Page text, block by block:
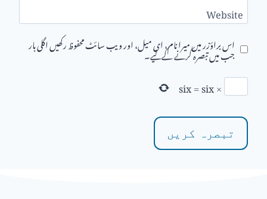
Website
اس براؤزر میں میرا نام، ای میل، اور ویب سائٹ محفوظ رکھیں اگلی بار
جب میں تبصرہ کرنے کےلیے۔
×
six
=
six